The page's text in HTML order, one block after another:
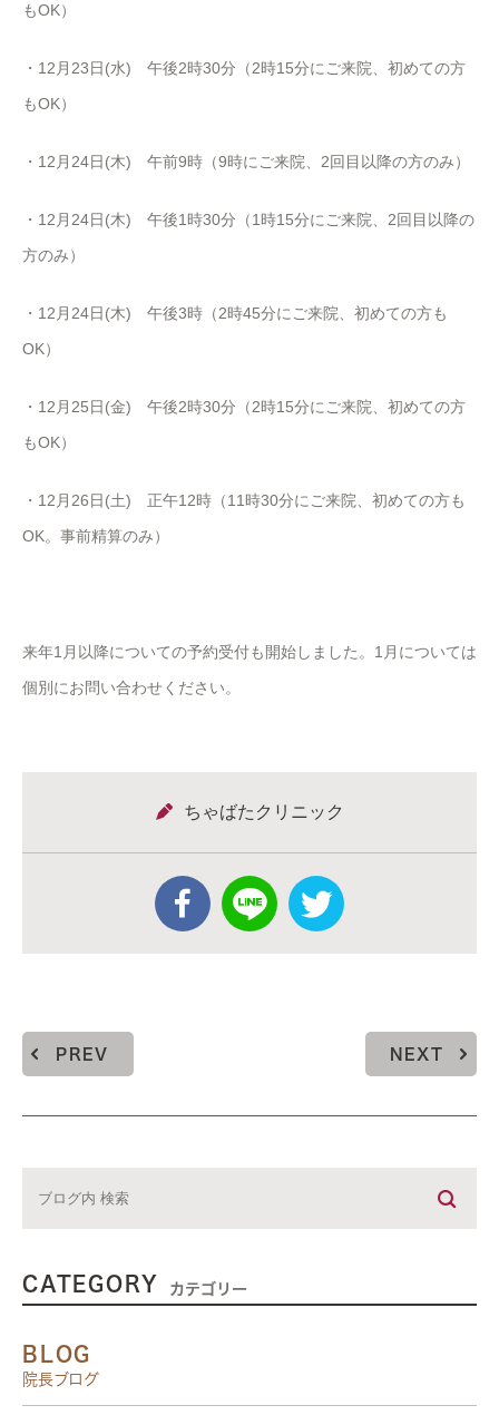
もOK）
・12月23日(水) 午後2時30分（2時15分にご来院、初めての方
もOK）
・12月24日(木) 午前9時（9時にご来院、2回目以降の方のみ）
・12月24日(木) 午後1時30分（1時15分にご来院、2回目以降の
方のみ）
・12月24日(木) 午後3時（2時45分にご来院、初めての方も
OK）
・12月25日(金) 午後2時30分（2時15分にご来院、初めての方
もOK）
・12月26日(土) 正午12時（11時30分にご来院、初めての方も
OK。事前精算のみ）
来年1月以降についての予約受付も開始しました。1月については
個別にお問い合わせください。
ちゃばたクリニック
PREV NEXT
CATEGORY カテゴリー
BLOG
院長ブログ